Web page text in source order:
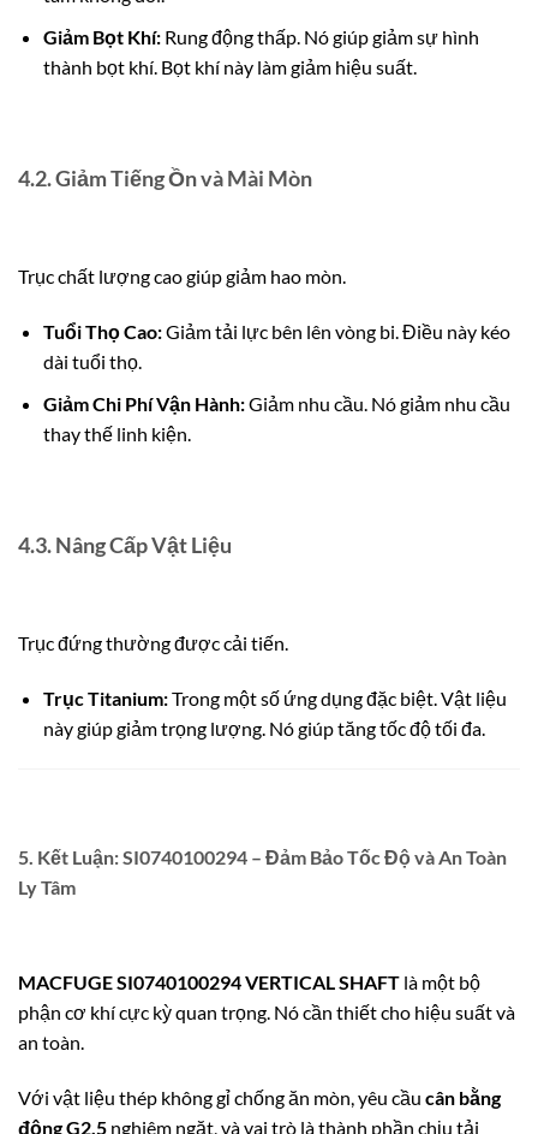
Giảm Bọt Khí:Rung động thấp. Nó giúp giảm sự hình
thành bọt khí. Bọt khí này làm giảm hiệu suất.
4.2. Giảm Tiếng Ồn và Mài Mòn
Trục chất lượng cao giúp giảm hao mòn.
Tuổi Thọ Cao:Giảm tải lực bên lên vòng bi. Điều này kéo
dài tuổi thọ.
Giảm Chi Phí Vận Hành:Giảm nhu cầu. Nó giảm nhu cầu
thay thế linh kiện.
4.3. Nâng Cấp Vật Liệu
Trục đứng thường được cải tiến.
Trục Titanium:Trong một số ứng dụng đặc biệt. Vật liệu
này giúp giảm trọng lượng. Nó giúp tăng tốc độ tối đa.
5. Kết Luận: SI0740100294 – Đảm Bảo Tốc Độ và An Toàn
Ly Tâm
MACFUGE SI0740100294 VERTICAL SHAFT là một bộ
phận cơ khí cực kỳ quan trọng. Nó cần thiết cho hiệu suất và
an toàn.
Với vật liệu thép không gỉ chống ăn mòn, yêu cầu cân bằng
động G2.5 nghiêm ngặt, và vai trò là thành phần chịu tải